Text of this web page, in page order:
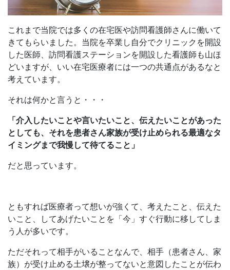
これまで当院では多くの在宅医や訪問看護師さんに働いて
きてもらいました。当院を卒業し自分でクリニックを開設
した医師、訪問看護ステーションを開設した看護師も山ほ
どいますが、いい在宅医療者には一つの共通点があるなと
考えています。
それは何かと言うと・・・
「介入したいことや言いたいこと、伝えたいことがあった
としても、それを患者さん家族が受け止められる最適なタ
イミングまで我慢して待てること」
だと思っています。
ともすれば医療者って想いが強くて、考えたこと、伝えた
いこと、してあげたいことを「今」すぐ行動に移してしま
う人が多いです。
ただそれって相手がいることなんで、相手（患者さん、家
族）が受け止める土壌が整ってないと意図したことが伝わ